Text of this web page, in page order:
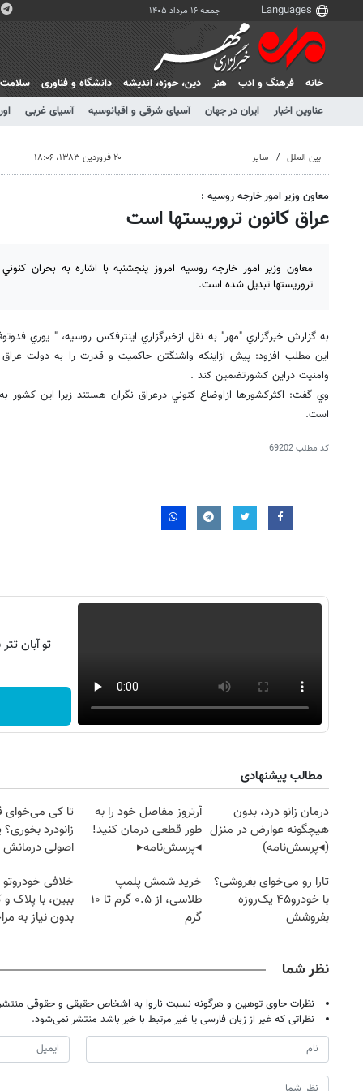
جمعه ۱۶ مرداد ۱۴۰۵
خانه فرهنگ و ادب هنر دين، حوزه، انديشه دانشگاه و فناوری سلامت
عناوین اخبار
ایران در جهان آسیای شرقی و اقیانوسیه آسیای غربی
بین الملل سایر ۲۰ فروردین ۱۳۸۳، ۱۸:۰۶
معاون وزير امور خارجه روسيه :
عراق كانون تروريستها است
معاون وزير امور خارجه روسيه امروز پنجشنبه با اشاره به بحران
تروريستها تبديل شده است.
به گزارش خبرگزاري "مهر" به نقل ازخبرگزاري اينترفكس روسيه، " يوري
اين مطلب افزود: پيش ازاينكه واشنگتن حاكميت و قدرت را به دولت عراق
وامنيت دراين كشورتضمين كند .
وي گفت: اكثركشورها ازاوضاع كنوني درعراق نگران هستند زيرا اين كشور
است.
کد مطلب69202
تو آبان
مطالب پیشنهادی
درمان زانو درد، بدون
هیچگونه عوارض در منزل
(◂پرسش‌نامه)
آرتروز مفاصل خود را به
طور قطعی درمان کنید!
◂پرسش‌نامه▸
تا کی
زانودرد بخوری؟
اصولی
تارا رو می‌خوای بفروشی؟
با خودرو۴۵ یک‌روزه
بفروشش
خرید شمش پلمپ
طلاسی، از ۰.۵ گرم تا ۱۰
گرم
خلافی خودروتو
ببین، با پلاک
بدون نیاز به
نظر شما
نظرات حاوی توهین و هرگونه نسبت ناروا به اشخاص حقیقی و حقوقی
نظراتی که غیر از زبان فارسی یا غیر مرتبط با خبر باشد منتشر نمی‌شود.